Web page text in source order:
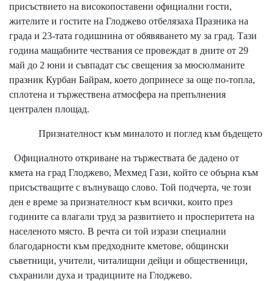
присъствието на високопоставени официални гости,
жителите и гостите на Глоджево отбелязаха Празника на
града и 23-тата годишнина от обявяването му за град. Тази
година мащабните чествания се провеждат в дните от 29
май до 2 юни и съвпадат със свещения за мюсюлманите
празник Курбан Байрам, което допринесе за още по-топла,
сплотена и тържествена атмосфера на препълнения
централен площад.
​Признателност към миналото и поглед към бъдещето
​Официалното откриване на тържествата бе дадено от
кмета на град Глоджево, Мехмед Гази, който се обърна към
присъстващите с вълнуващо слово. Той подчерта, че този
ден е време за признателност към всички, които през
годините са влагали труд за развитието и просперитета на
населеното място. В речта си той изрази специални
благодарности към предходните кметове, общински
съветници, учители, читалищни дейци и общественици,
съхранили духа и традициите на Глоджево.